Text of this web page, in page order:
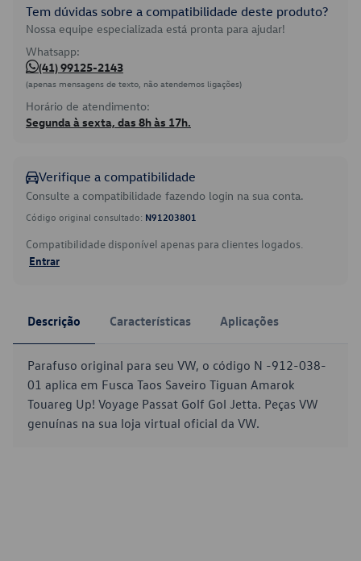
Tem dúvidas sobre a compatibilidade deste produto?
Nossa equipe especializada está pronta para ajudar!
Whatsapp:
(41) 99125-2143
(apenas mensagens de texto, não atendemos ligações)
Horário de atendimento:
Segunda à sexta, das 8h às 17h.
Verifique a compatibilidade
Consulte a compatibilidade fazendo login na sua conta.
Código original consultado: N91203801
Compatibilidade disponível apenas para clientes logados.
Entrar
Descrição Características Aplicações
Parafuso original para seu VW, o código N -912-038-
01 aplica em Fusca Taos Saveiro Tiguan Amarok
Touareg Up! Voyage Passat Golf Gol Jetta. Peças VW
genuínas na sua loja virtual oficial da VW.